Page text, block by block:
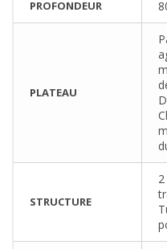
PROFONDEUR
PLATEAU
STRUCTURE